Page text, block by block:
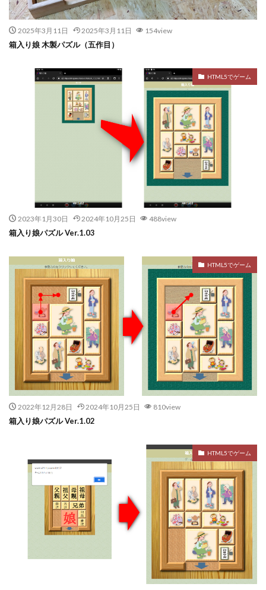
2025年3月11日 2025年3月11日 154view
箱入り娘 木製パズル（五作目）
HTML5でゲーム
2023年1月30日 2024年10月25日 488view
箱入り娘パズル Ver.1.03
HTML5でゲーム
2022年12月28日 2024年10月25日 810view
箱入り娘パズル Ver.1.02
HTML5でゲーム